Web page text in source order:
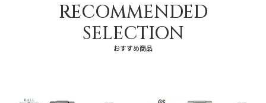
RECOMMENDED
SELECTION
おすすめ商品